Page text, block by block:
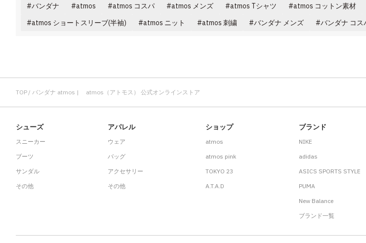
バンダナ atmos atmos コスパ atmos メンズ atmos Tシャツ atmos コットン素材
atmos ショートスリーブ(半袖)
atmos ニット atmos 刺繍 バンダナ メンズ バンダナ コス
TOP バンダナ atmos | atmos（アトモス） 公式オンラインストア
シューズ
スニーカー
ブーツ
サンダル
その他
アパレル
ウェア
バッグ
アクセサリー
その他
ショップ
atmos
atmos pink
TOKYO 23
A.T.A.D
ブランド
NIKE
adidas
ASICS SPORTS STYLE
PUMA
New Balance
ブランド一覧